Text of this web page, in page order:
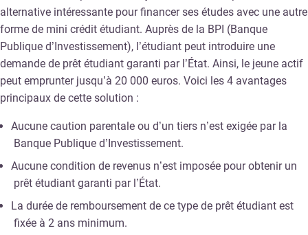
alternative intéressante pour financer ses études avec une autre
forme de mini crédit étudiant. Auprès de la BPI (Banque
Publique d’Investissement), l’étudiant peut introduire une
demande de prêt étudiant garanti par l’État. Ainsi, le jeune actif
peut emprunter jusqu’à 20 000 euros. Voici les 4 avantages
principaux de cette solution :
Aucune caution parentale ou d’un tiers n’est exigée par la
Banque Publique d’Investissement.
Aucune condition de revenus n’est imposée pour obtenir un
prêt étudiant garanti par l’État.
La durée de remboursement de ce type de prêt étudiant est
fixée à 2 ans minimum.